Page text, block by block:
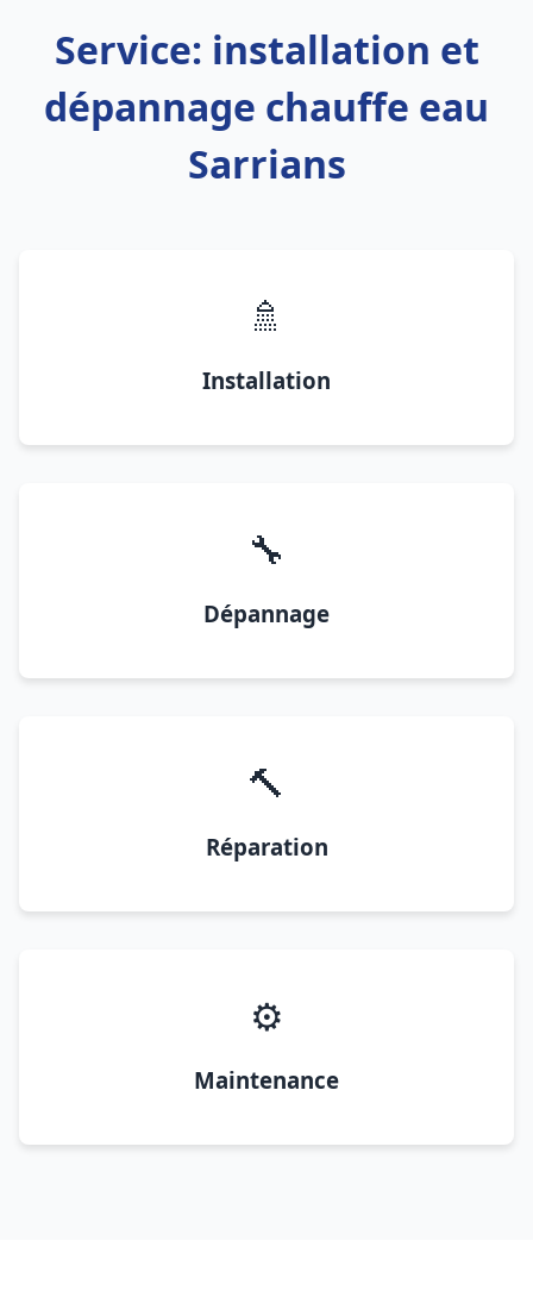
Service: installation et
dépannage chauffe eau
Sarrians
🚿
Installation
🔧
Dépannage
🔨
Réparation
⚙️
Maintenance